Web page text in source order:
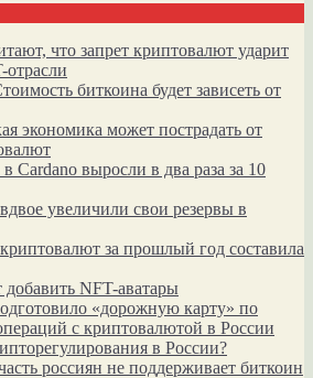
что запрет криптовалют ударит
отрасли
биткоина будет зависеть от
экономика может пострадать от
Cardano выросли в два раза за 10
увеличили свои резервы в
за прошлый год составила
NFT-аватары
«дорожную карту» по
с криптовалютой в России
в России?
россиян не поддерживает биткоин